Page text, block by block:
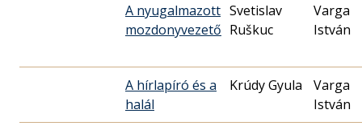
A nyugalmazott
mozdonyvezető
Svetislav
Ruškuc
Varga
István
A hírlapíró és a
halál
Krúdy Gyula
Varga
István